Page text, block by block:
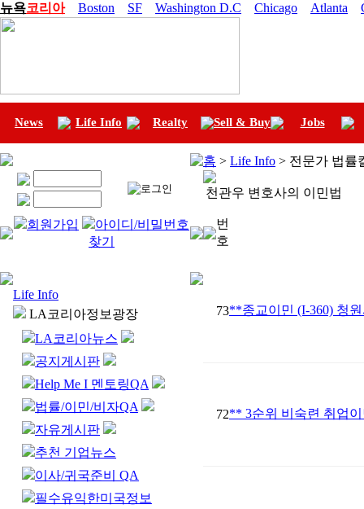
뉴욕코리아 Boston SF Washington D.C Chicago Atlanta
News Life Info Realty Sell & Buy Jobs
회원가입
아이디/비밀번호
찾기
Life Info
LA코리아정보광장
LA코리아뉴스
공지게시판
Help Me I 멘토링QA
법률/이민/비자QA
자유게시판
추천 기업뉴스
이사/귀국준비 QA
필수유익한미국정보
홈 > Life Info > 전문가 법률
천관우 변호사의 이민법
번
호
73**종교이민 (I-360) 청
72** 3순위 비숙련 취업